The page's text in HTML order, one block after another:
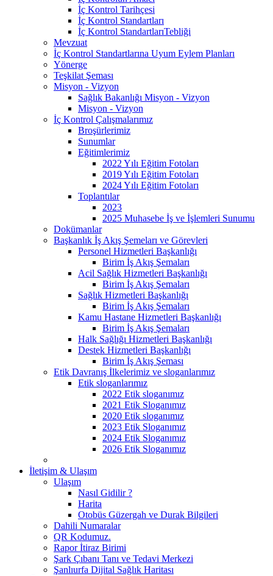
İç Kontrol Tarihçesi
İç Kontrol Standartları
İç Kontrol StandartlarıTebliği
Mevzuat
İç Kontrol Standartlarına Uyum Eylem Planları
Yönerge
Teşkilat Şeması
Misyon - Vizyon
Sağlık Bakanlığı Misyon - Vizyon
Misyon - Vizyon
İç Kontrol Çalışmalarımız
Broşürlerimiz
Sunumlar
Eğitimlerimiz
2022 Yılı Eğitim Fotoları
2019 Yılı Eğitim Fotoları
2024 Yılı Eğitim Fotoları
Toplantılar
2023
2025 Muhasebe İş ve İşlemleri Sunumu
Dokümanlar
Başkanlık İş Akış Şemeları ve Görevleri
Personel Hizmetleri Başkanlığı
Birim İş Akış Şemaları
Acil Sağlık Hizmetleri Başkanlığı
Birim İş Akış Şemaları
Sağlık Hizmetleri Başkanlığı
Birim İş Akış Şemaları
Kamu Hastane Hizmetleri Başkanlığı
Birim İş Akış Şemaları
Halk Sağlığı Hizmetleri Başkanlığı
Destek Hizmetleri Başkanlığı
Birim İş Akış Şeması
Etik Davranış İlkelerimiz ve sloganlarımız
Etik sloganlarımız
2022 Etik sloganımız
2021 Etik Sloganımız
2020 Etik sloganımız
2023 Etik Sloganımız
2024 Etik Sloganımız
2026 Etik Sloganımız
İletişim & Ulaşım
Ulaşım
Nasıl Gidilir ?
Harita
Otobüs Güzergah ve Durak Bilgileri
Dahili Numaralar
QR Kodumuz.
Rapor İtiraz Birimi
Şark Çıbanı Tanı ve Tedavi Merkezi
Şanlıurfa Dijital Sağlık Haritası